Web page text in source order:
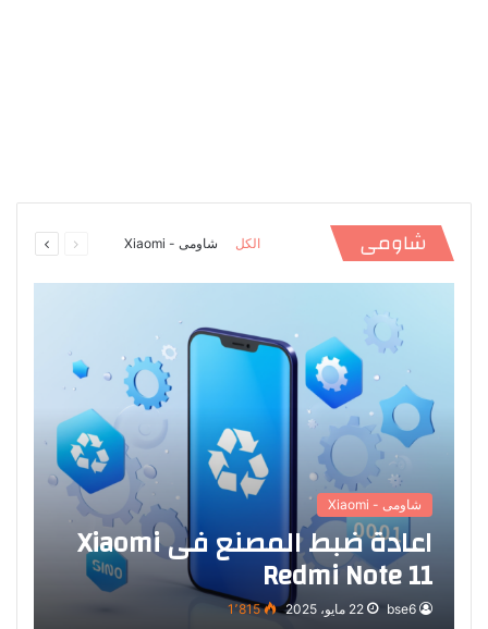
شاومى الكل شاومى - Xiaomi
الصفحة
شاومى - Xiaomi
اعادة ضبط المصنع فى Xiaomi
Redmi Note 11
bse6 22 مايو، 2025 1٬815